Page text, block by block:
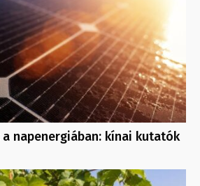
napenergiában: kínai kutatók